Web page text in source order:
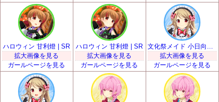
ハロウィン 甘利燈 | SR
拡大画像を見る
ガールページを見る
ハロウィン 甘利燈 | SR
拡大画像を見る
ガールページを見る
拡大画像を見る
ガールページを見る